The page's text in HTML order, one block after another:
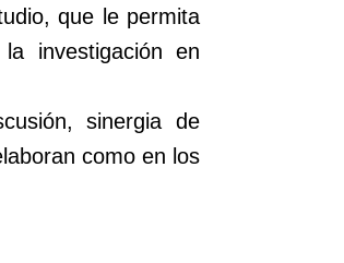
que le permita
investigación en
sinergia de
como en los